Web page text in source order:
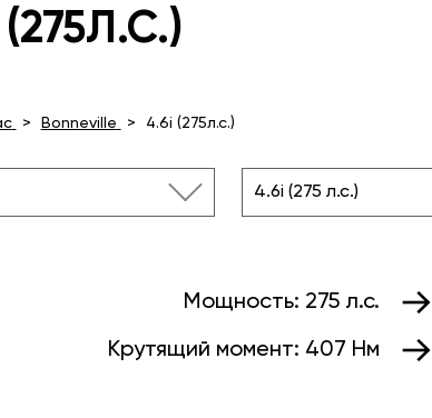
Bonneville 4.6i (275л.с.)
4.6i (275 л.с.)
Мощность: 275 л.с.
Крутящий момент: 407 Нм